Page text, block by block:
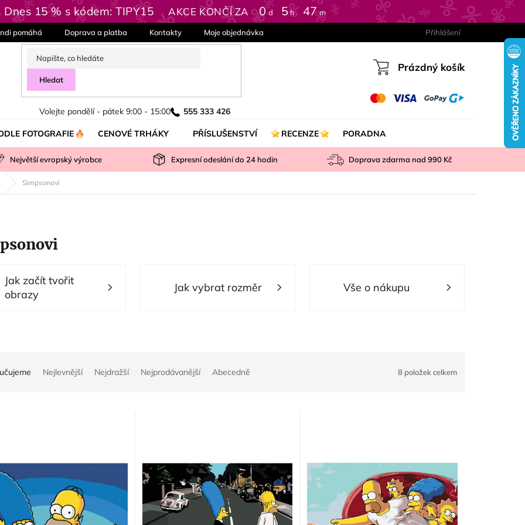
15 % s kódem: TIPY15 AKCE KONČÍ ZA 0 d 5h 47m
pomáhá Doprava a platba Kontakty Moje objednávka Přihlášení
Hledat
Volejte pondělí - pátek 9:00 - 15:00 555 333 426
Nákupní
Prázdný košík
FOTOGRAFIE CENOVÉ TRHÁKY PŘÍSLUŠENSTVÍ RECENZE PORADNA
Největší evropský výrobce Expresní odeslání do 24hodin Doprava zdarma nad990 Kč
Simpsonovi
Nejlevnější Nejdražší Nejprodávanější Abecedně 8 položek celkem
Jak začít tvořit
obrazy
Jak vybrat rozměr Vše o nákupu